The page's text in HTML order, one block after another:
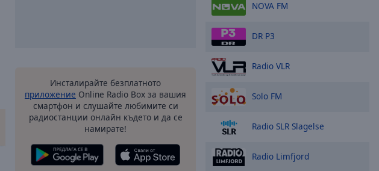
Инсталирайте безплатното
приложение Online Radio Box за вашия
смартфон и слушайте любимите си
радиостанции онлайн където и да се
намирате!
NOVA FM
DR P3
Radio VLR
Solo FM
Radio SLR Slagelse
Radio Limfjord